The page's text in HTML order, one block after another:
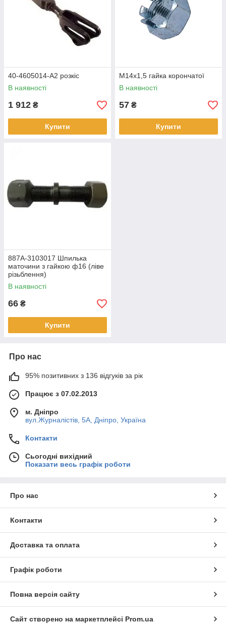
40-4605014-А2 розкіс
В наявності
1 912 ₴
Купити
М14х1,5 гайка корончатої
В наявності
57 ₴
Купити
887А-3103017 Шпилька
маточини з гайкою ф16 (ліве
різьблення)
В наявності
66 ₴
Купити
Про нас
95% позитивних з 136 відгуків за рік
Працює з 07.02.2013
м. Дніпро
вул.Журналістів, 5А, Дніпро, Україна
Контакти
Сьогодні вихідний
Показати весь графік роботи
Про нас
Контакти
Доставка та оплата
Графік роботи
Повна версія сайту
Сайт створено на маркетплейсі Prom.ua